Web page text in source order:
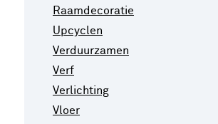
Raamdecoratie
Upcyclen
Verduurzamen
Verf
Verlichting
Vloer